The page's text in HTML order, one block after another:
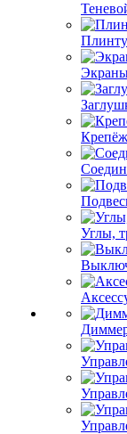
Углы,